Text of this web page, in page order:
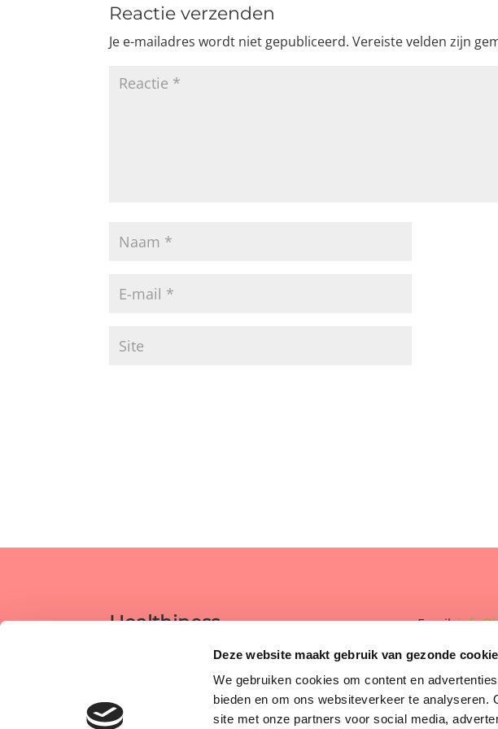
Deze website maakt gebruik van gezonde
We gebruiken cookies om content en
bieden en om ons websiteverkeer te
site met onze partners voor social media,
Reactie verzenden
Je e-mailadres wordt niet gepubliceerd. Vereiste velden zijn
Healthiness
1851 TA Heiloo
Email:
BTW-
KVK: